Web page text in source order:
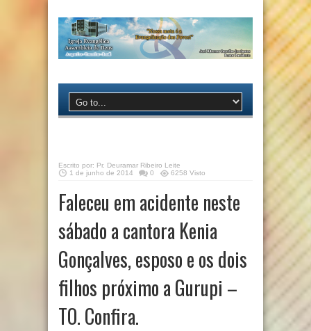
Escrito por: Pr. Deuramar Ribeiro Leite
1 de junho de 2014
0 6258 Visto
Faleceu em acidente neste
sábado a cantora Kenia
Gonçalves, esposo e os dois
filhos próximo a Gurupi –
TO. Confira.